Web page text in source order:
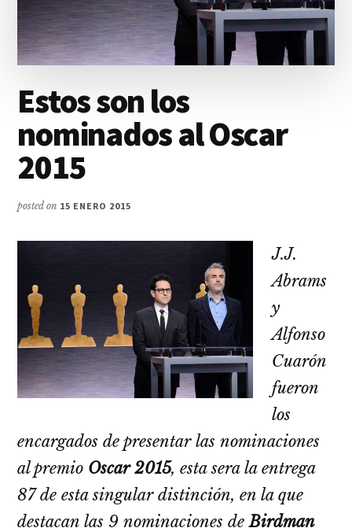
Estos son los
nominados al Oscar
2015
posted on 15 ENERO 2015
J.J.
Abrams
y
Alfonso
Cuarón
fueron
los
encargados de presentar las nominaciones
al premio Oscar 2015, esta sera la entrega
87 de esta singular distinción, en la que
destacan las 9 nominaciones deBirdman